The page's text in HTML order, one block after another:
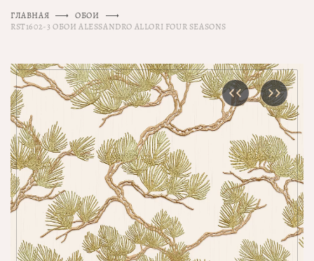
ГЛАВНАЯ
ОБОИ
RST1602-3 ОБОИ ALESSANDRO ALLORI FOUR SEASONS